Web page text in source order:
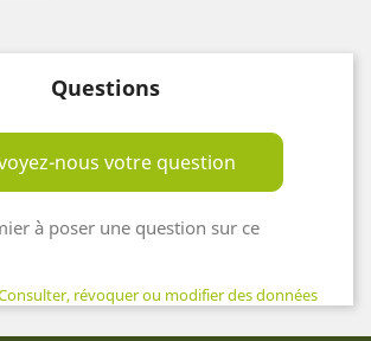
Questions
nous votre question
à poser une question sur ce
révoquer ou modifier des données